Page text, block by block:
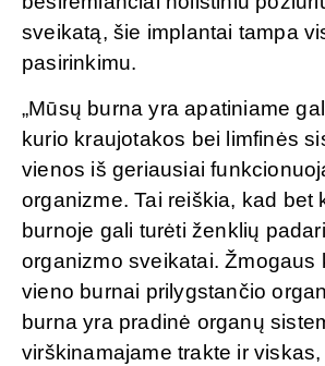
sveikatą, šie implantai tampa
pasirinkimu.
„Mūsų burna yra apatiniame
kurio kraujotakos bei limfinės
vienos iš geriausiai
organizme. Tai reiškia, kad bet
burnoje gali turėti ženklių
organizmo sveikatai. Žmogaus
vieno burnai prilygstančio
burna yra pradinė organų
virškinamajame trakte ir